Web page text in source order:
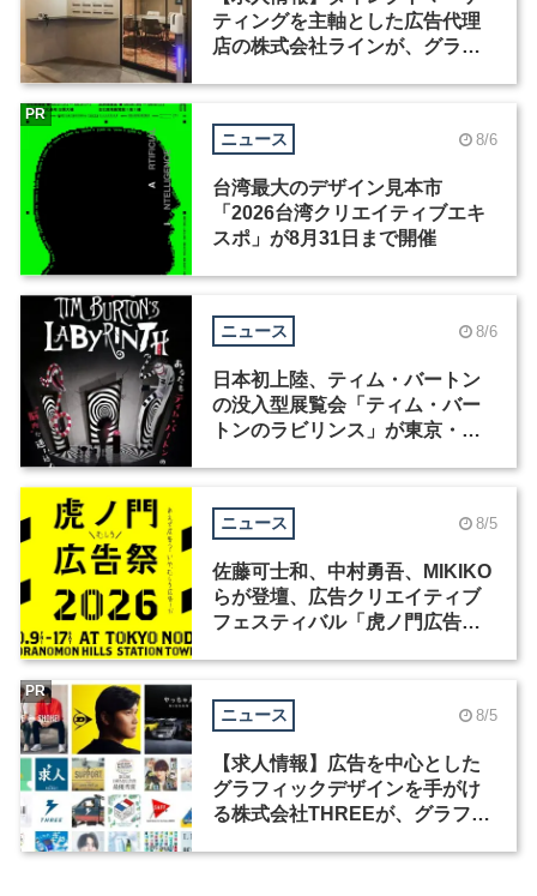
ティングを主軸とした広告代理
店の株式会社ラインが、グラフ
ニュース 8/6
台湾最大のデザイン見本市
「2026台湾クリエイティブエキ
スポ」が8月31日まで開催
PR
ニュース 8/6
日本初上陸、ティム・バートン
の没入型展覧会「ティム・バー
トンのラビリンス」が東京・豊
ニュース 8/5
佐藤可士和、中村勇吾、MIKIKO
らが登壇、広告クリエイティブ
フェスティバル「虎ノ門広告
ニュース 8/5
【求人情報】広告を中心とした
グラフィックデザインを手がけ
る株式会社THREEが、グラフィ
PR